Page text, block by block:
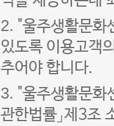
2. "울주생활문화
있도록 이용고객
추어야 합니다.
3. "울주생활문화
관한법률」제3조